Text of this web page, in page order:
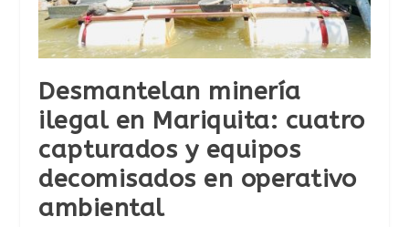
Desmantelan minería
ilegal en Mariquita: cuatro
capturados y equipos
decomisados en operativo
ambiental